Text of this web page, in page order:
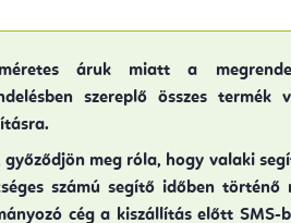
áruk miatt a
szereplő összes termék
.
győződjön meg róla, hogy valaki
számú segítő időben történő
cég a kiszállítás előtt SMS-